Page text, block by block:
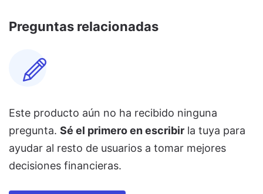
Preguntas relacionadas
Este producto aún no ha recibido ninguna
pregunta. Sé el primero en escribir la tuya para
ayudar al resto de usuarios a tomar mejores
decisiones financieras.